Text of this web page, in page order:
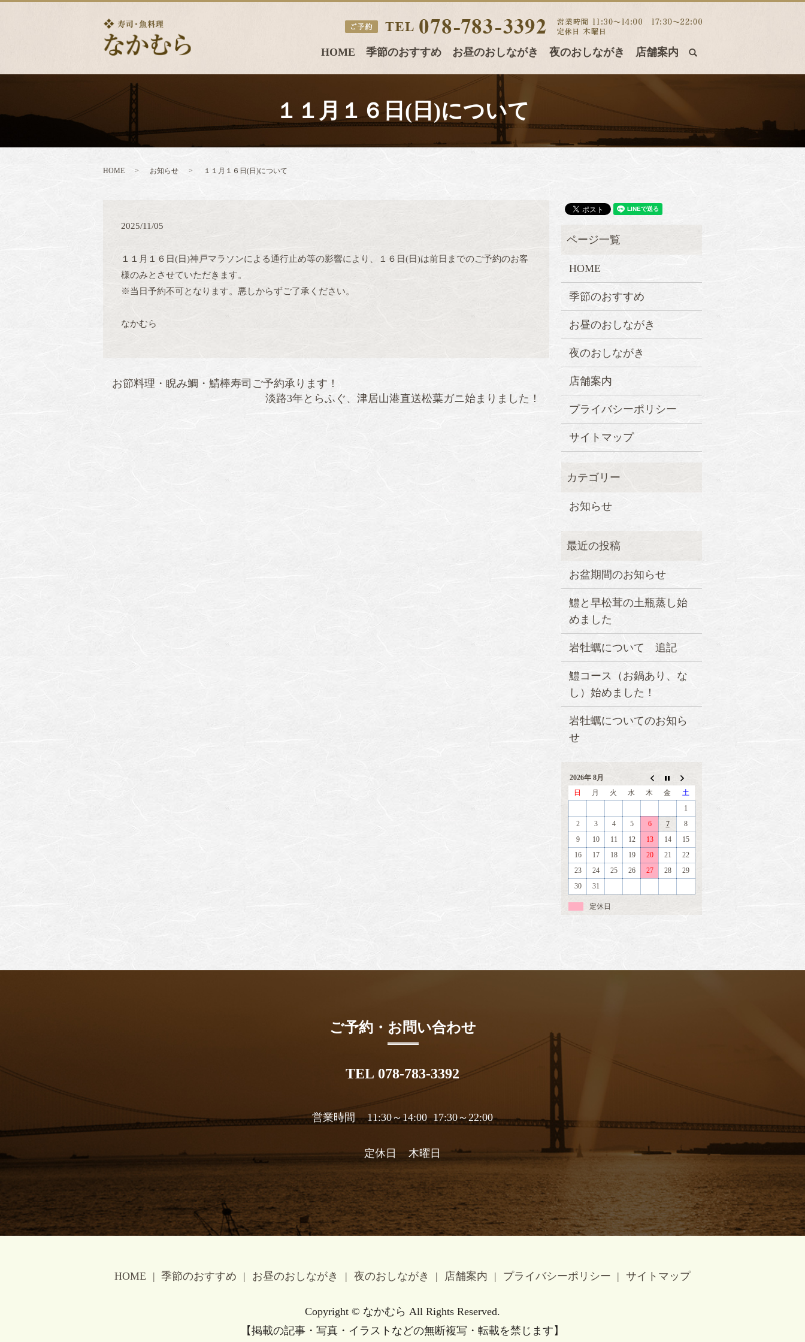
HOME 季節のおすすめ お昼のおしながき 夜のおしながき 店舗案内 search
１１月１６日(日)について
HOME お知らせ １１月１６日(日)について
2025/11/05
１１月１６日(日)神戸マラソンによる通行止め等の影響により、１６日(日)は前日までのご予約のお客
様のみとさせていただきます。
※当日予約不可となります。悪しからずご了承ください。
なかむら
お節料理・睨み鯛・鯖棒寿司ご予約承ります！
淡路3年とらふぐ、津居山港直送松葉ガニ始まりました！
HOME
季節のおすすめ
お昼のおしながき
夜のおしながき
店舗案内
プライバシーポリシー
サイトマップ
お知らせ
お盆期間のお知らせ
鱧と早松茸の土瓶蒸し始
めました
岩牡蠣について 追記
鱧コース（お鍋あり、な
し）始めました！
岩牡蠣についてのお知ら
せ
2026年 8月
日
月 火 水 木 金
土
1
2
3 4 5 6 7
8
9
10 11 12 13 14
15
16
17 18 19 20 21
22
23
24 25 26 27 28
29
30
31
定休日
ご予約・お問い合わせ
TEL 078-783-3392
営業時間 11:30～14:00 17:30～22:00
定休日 木曜日
HOME 季節のおすすめ お昼のおしながき 夜のおしながき 店舗案内 プライバシーポリシー サイトマップ
Copyright © なかむら All Rights Reserved.
【掲載の記事・写真・イラストなどの無断複写・転載を禁じます】